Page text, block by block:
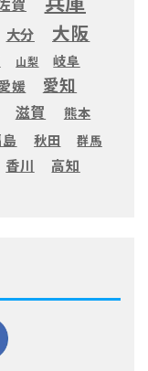
大分 大阪
山梨
岐阜
媛 愛知
滋賀
熊本
秋田 群馬
香川 高知